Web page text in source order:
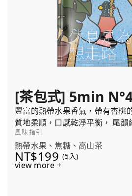
[茶包式] 5min
豐富的熱帶水果香氣，帶有杏桃
質地柔順，口感乾淨平衡， 尾韻
風味指引
熱帶水果、焦糖、高山茶
NT$199 (5入)
view more +